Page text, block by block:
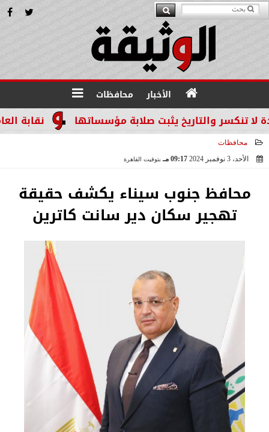
الأخبار محافظات
نقابة والتاريخ يثبت صلابة مؤسساتها
محافظات
الأحد، 3 نوفمبر 2024
09:17 مـ بتوقيت القاهرة
محافظ جنوب سيناء يكشف حقيقة
تهجير سكان دير سانت كاترين